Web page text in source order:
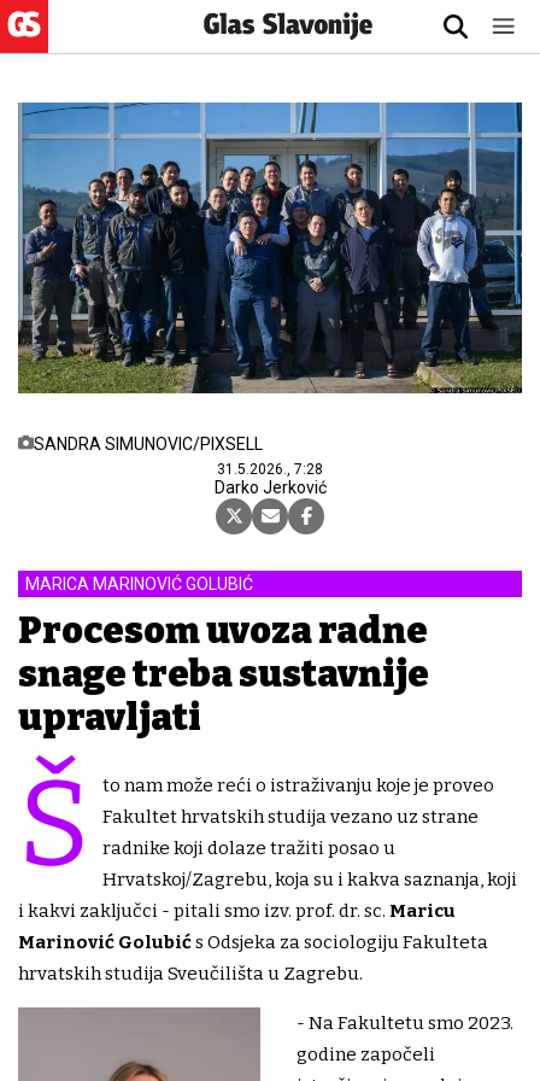
SANDRA SIMUNOVIC/PIXSELL
31.5.2026., 7:28
Darko Jerković
MARICA MARINOVIĆ GOLUBIĆ
Procesom uvoza radne
snage treba sustavnije
upravljati
Š
to nam može reći o istraživanju koje je proveo
Fakultet hrvatskih studija vezano uz strane
radnike koji dolaze tražiti posao u
Hrvatskoj/Zagrebu, koja su i kakva saznanja, koji
i kakvi zaključci - pitali smo izv. prof. dr. sc. Maricu
Marinović Golubićs Odsjeka za sociologiju Fakulteta
hrvatskih studija Sveučilišta u Zagrebu.
- Na Fakultetu smo 2023.
godine započeli